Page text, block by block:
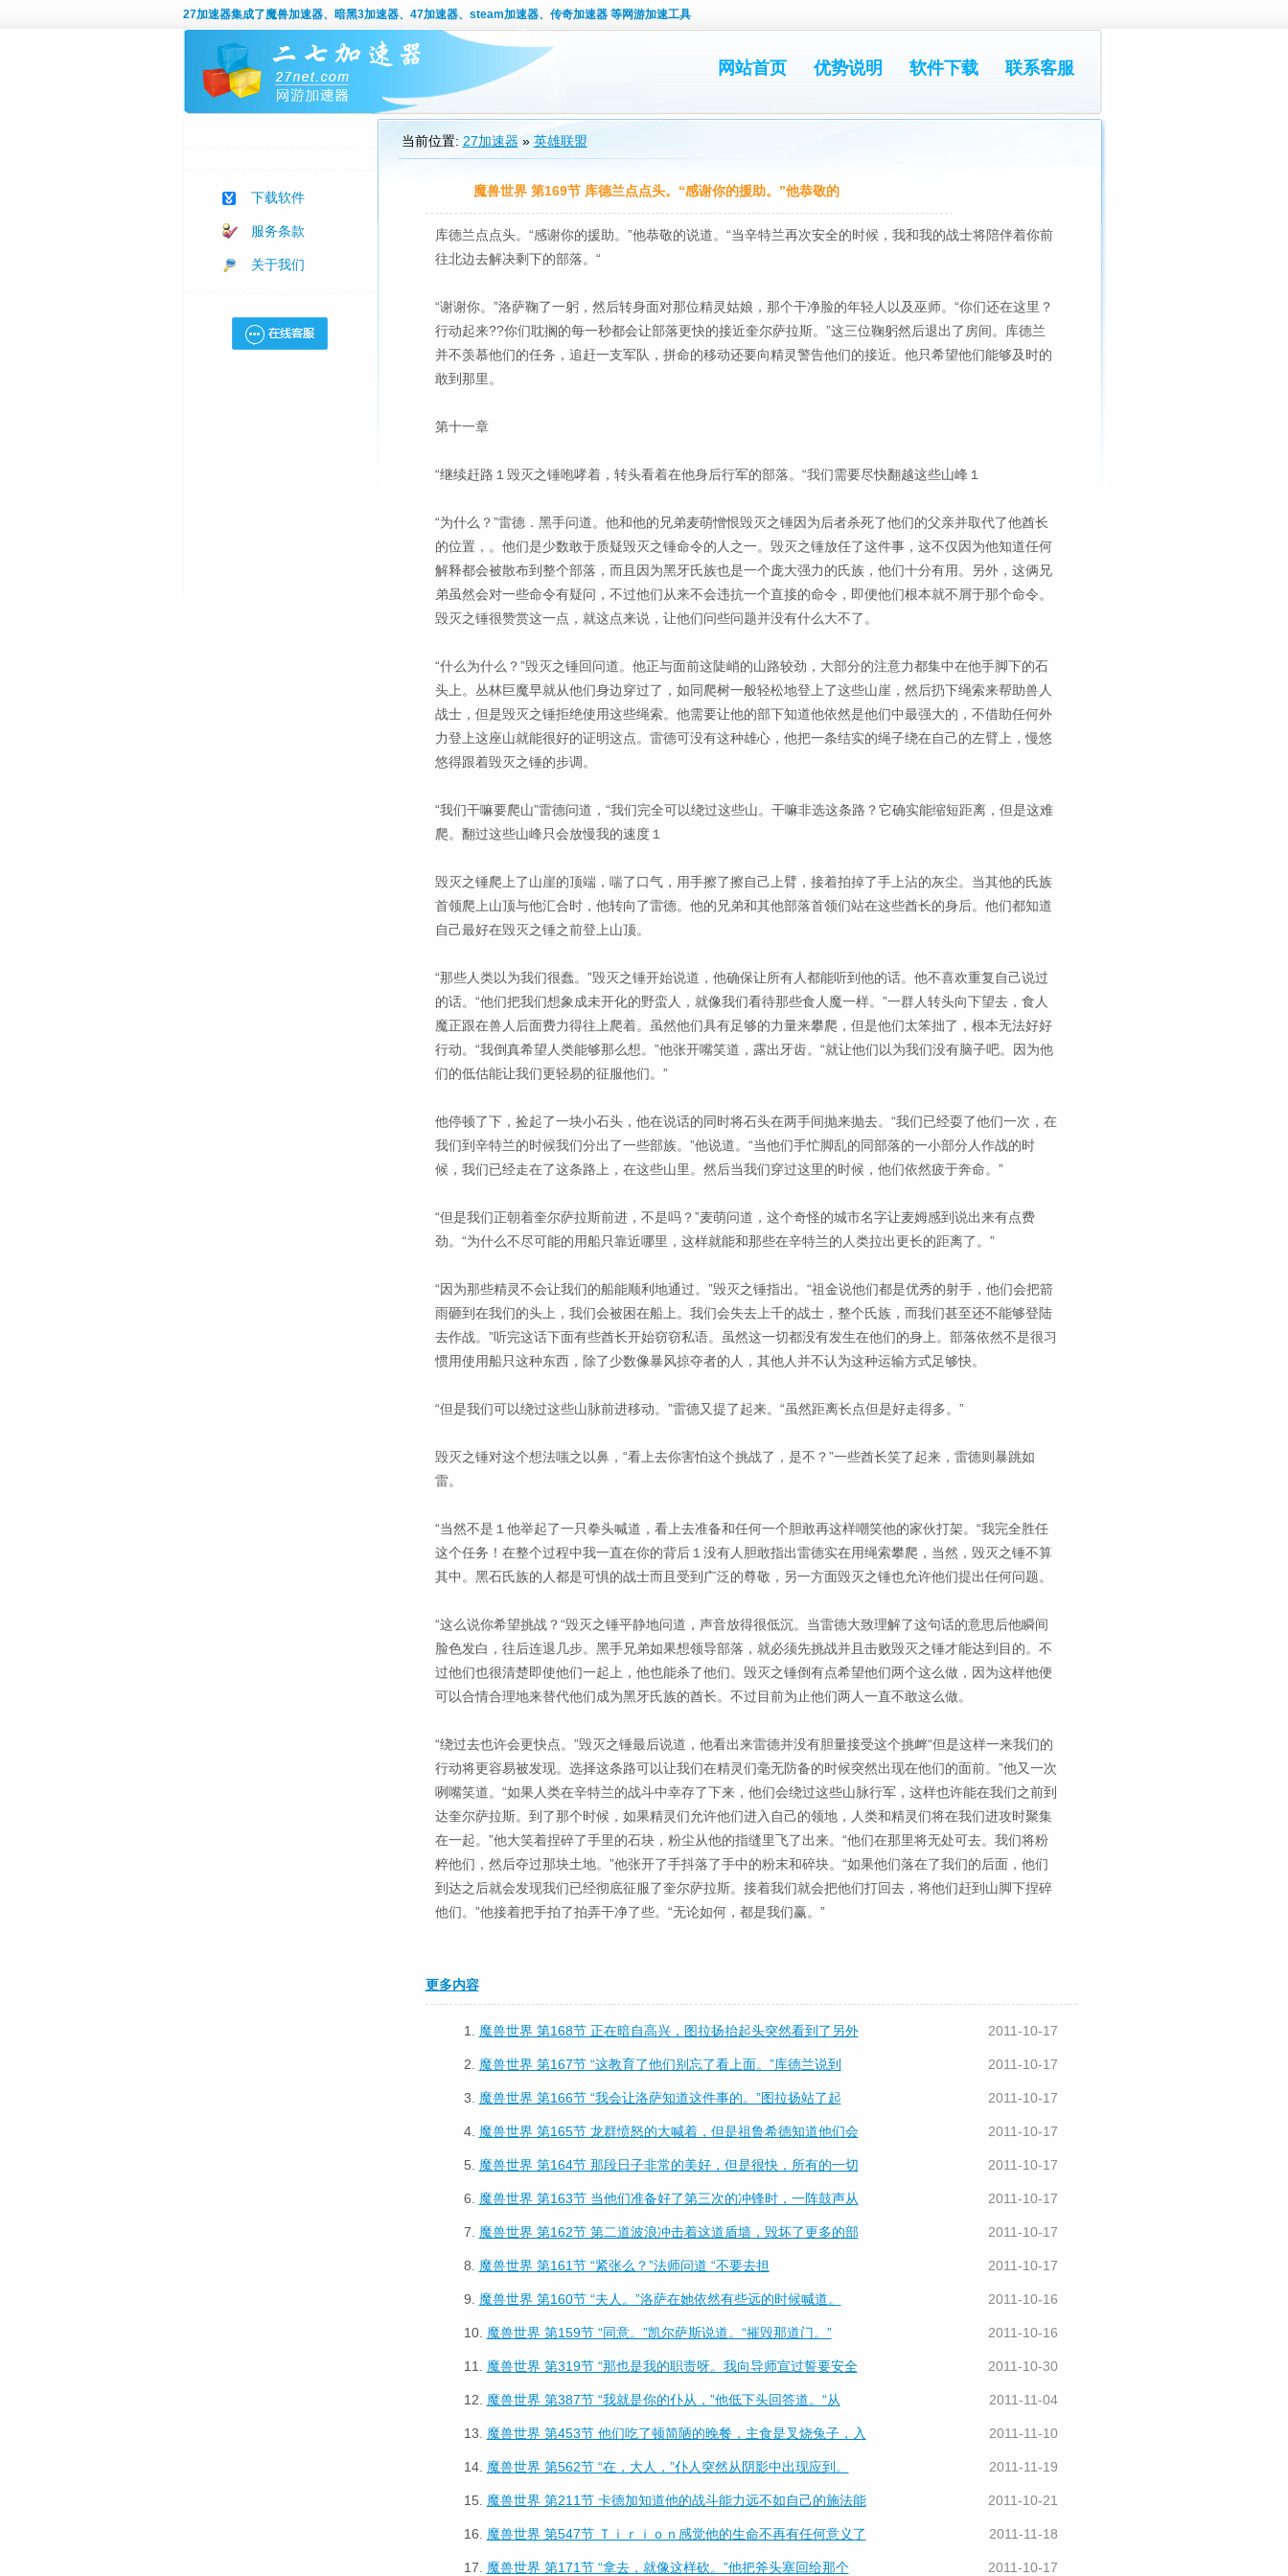
27加速器集成了魔兽加速器、暗黑3加速器、47加速器、steam加速器、传奇加速器 等网游加速工具
网站首页 优势说明 软件下载 联系客服
下载软件
服务条款
关于我们
当前位置: 27加速器» 英雄联盟
魔兽世界 第169节 库德兰点点头。“感谢你的援助。”他恭敬的
库德兰点点头。“感谢你的援助。”他恭敬的说道。“当辛特兰再次安全的时候，我和我的战士将陪伴着你前
往北边去解决剩下的部落。“
“谢谢你。”洛萨鞠了一躬，然后转身面对那位精灵姑娘，那个干净脸的年轻人以及巫师。“你们还在这里？
行动起来??你们耽搁的每一秒都会让部落更快的接近奎尔萨拉斯。”这三位鞠躬然后退出了房间。库德兰
并不羡慕他们的任务，追赶一支军队，拼命的移动还要向精灵警告他们的接近。他只希望他们能够及时的
敢到那里。
第十一章
“继续赶路１毁灭之锤咆哮着，转头看着在他身后行军的部落。“我们需要尽快翻越这些山峰１
“为什么？”雷德．黑手问道。他和他的兄弟麦萌憎恨毁灭之锤因为后者杀死了他们的父亲并取代了他酋长
的位置，。他们是少数敢于质疑毁灭之锤命令的人之一。毁灭之锤放任了这件事，这不仅因为他知道任何
解释都会被散布到整个部落，而且因为黑牙氏族也是一个庞大强力的氏族，他们十分有用。另外，这俩兄
弟虽然会对一些命令有疑问，不过他们从来不会违抗一个直接的命令，即便他们根本就不屑于那个命令。
毁灭之锤很赞赏这一点，就这点来说，让他们问些问题并没有什么大不了。
“什么为什么？”毁灭之锤回问道。他正与面前这陡峭的山路较劲，大部分的注意力都集中在他手脚下的石
头上。丛林巨魔早就从他们身边穿过了，如同爬树一般轻松地登上了这些山崖，然后扔下绳索来帮助兽人
战士，但是毁灭之锤拒绝使用这些绳索。他需要让他的部下知道他依然是他们中最强大的，不借助任何外
力登上这座山就能很好的证明这点。雷德可没有这种雄心，他把一条结实的绳子绕在自己的左臂上，慢悠
悠得跟着毁灭之锤的步调。
“我们干嘛要爬山”雷德问道，“我们完全可以绕过这些山。干嘛非选这条路？它确实能缩短距离，但是这难
爬。翻过这些山峰只会放慢我的速度１
毁灭之锤爬上了山崖的顶端，喘了口气，用手擦了擦自己上臂，接着拍掉了手上沾的灰尘。当其他的氏族
首领爬上山顶与他汇合时，他转向了雷德。他的兄弟和其他部落首领们站在这些酋长的身后。他们都知道
自己最好在毁灭之锤之前登上山顶。
“那些人类以为我们很蠢。”毁灭之锤开始说道，他确保让所有人都能听到他的话。他不喜欢重复自己说过
的话。“他们把我们想象成未开化的野蛮人，就像我们看待那些食人魔一样。”一群人转头向下望去，食人
魔正跟在兽人后面费力得往上爬着。虽然他们具有足够的力量来攀爬，但是他们太笨拙了，根本无法好好
行动。“我倒真希望人类能够那么想。”他张开嘴笑道，露出牙齿。“就让他们以为我们没有脑子吧。因为他
们的低估能让我们更轻易的征服他们。”
他停顿了下，捡起了一块小石头，他在说话的同时将石头在两手间抛来抛去。“我们已经耍了他们一次，在
我们到辛特兰的时候我们分出了一些部族。”他说道。“当他们手忙脚乱的同部落的一小部分人作战的时
候，我们已经走在了这条路上，在这些山里。然后当我们穿过这里的时候，他们依然疲于奔命。”
“但是我们正朝着奎尔萨拉斯前进，不是吗？”麦萌问道，这个奇怪的城市名字让麦姆感到说出来有点费
劲。“为什么不尽可能的用船只靠近哪里，这样就能和那些在辛特兰的人类拉出更长的距离了。”
“因为那些精灵不会让我们的船能顺利地通过。”毁灭之锤指出。“祖金说他们都是优秀的射手，他们会把箭
雨砸到在我们的头上，我们会被困在船上。我们会失去上千的战士，整个氏族，而我们甚至还不能够登陆
去作战。”听完这话下面有些酋长开始窃窃私语。虽然这一切都没有发生在他们的身上。部落依然不是很习
惯用使用船只这种东西，除了少数像暴风掠夺者的人，其他人并不认为这种运输方式足够快。
“但是我们可以绕过这些山脉前进移动。”雷德又提了起来。“虽然距离长点但是好走得多。”
毁灭之锤对这个想法嗤之以鼻，“看上去你害怕这个挑战了，是不？”一些酋长笑了起来，雷德则暴跳如
雷。
“当然不是１他举起了一只拳头喊道，看上去准备和任何一个胆敢再这样嘲笑他的家伙打架。“我完全胜任
这个任务！在整个过程中我一直在你的背后１没有人胆敢指出雷德实在用绳索攀爬，当然，毁灭之锤不算
其中。黑石氏族的人都是可惧的战士而且受到广泛的尊敬，另一方面毁灭之锤也允许他们提出任何问题。
“这么说你希望挑战？“毁灭之锤平静地问道，声音放得很低沉。当雷德大致理解了这句话的意思后他瞬间
脸色发白，往后连退几步。黑手兄弟如果想领导部落，就必须先挑战并且击败毁灭之锤才能达到目的。不
过他们也很清楚即使他们一起上，他也能杀了他们。毁灭之锤倒有点希望他们两个这么做，因为这样他便
可以合情合理地来替代他们成为黑牙氏族的酋长。不过目前为止他们两人一直不敢这么做。
“绕过去也许会更快点。”毁灭之锤最后说道，他看出来雷德并没有胆量接受这个挑衅“但是这样一来我们的
行动将更容易被发现。选择这条路可以让我们在精灵们毫无防备的时候突然出现在他们的面前。”他又一次
咧嘴笑道。“如果人类在辛特兰的战斗中幸存了下来，他们会绕过这些山脉行军，这样也许能在我们之前到
达奎尔萨拉斯。到了那个时候，如果精灵们允许他们进入自己的领地，人类和精灵们将在我们进攻时聚集
在一起。”他大笑着捏碎了手里的石块，粉尘从他的指缝里飞了出来。“他们在那里将无处可去。我们将粉
粹他们，然后夺过那块土地。”他张开了手抖落了手中的粉末和碎块。“如果他们落在了我们的后面，他们
到达之后就会发现我们已经彻底征服了奎尔萨拉斯。接着我们就会把他们打回去，将他们赶到山脚下捏碎
他们。”他接着把手拍了拍弄干净了些。“无论如何，都是我们赢。”
更多内容
1. 魔兽世界 第168节 正在暗自高兴，图拉扬抬起头突然看到了另外 2011-10-17
2. 魔兽世界 第167节 “这教育了他们别忘了看上面。”库德兰说到 2011-10-17
3. 魔兽世界 第166节 “我会让洛萨知道这件事的。”图拉扬站了起 2011-10-17
4. 魔兽世界 第165节 龙群愤怒的大喊着，但是祖鲁希德知道他们会 2011-10-17
5. 魔兽世界 第164节 那段日子非常的美好，但是很快，所有的一切 2011-10-17
6. 魔兽世界 第163节 当他们准备好了第三次的冲锋时，一阵鼓声从 2011-10-17
7. 魔兽世界 第162节 第二道波浪冲击着这道盾墙，毁坏了更多的部 2011-10-17
8. 魔兽世界 第161节 “紧张么？”法师问道 “不要去担 2011-10-17
9. 魔兽世界 第160节 “夫人。”洛萨在她依然有些远的时候喊道。 2011-10-16
10. 魔兽世界 第159节 “同意。”凯尔萨斯说道。“摧毁那道门。” 2011-10-16
11. 魔兽世界 第319节 “那也是我的职责呀。我向导师宣过誓要安全 2011-10-30
12. 魔兽世界 第387节 “我就是你的仆从，”他低下头回答道。“从 2011-11-04
13. 魔兽世界 第453节 他们吃了顿简陋的晚餐，主食是叉烧兔子，入 2011-11-10
14. 魔兽世界 第562节 “在，大人，”仆人突然从阴影中出现应到。 2011-11-19
15. 魔兽世界 第211节 卡德加知道他的战斗能力远不如自己的施法能 2011-10-21
16. 魔兽世界 第547节 Ｔｉｒｉｏｎ感觉他的生命不再有任何意义了 2011-11-18
17. 魔兽世界 第171节 “拿去，就像这样砍。”他把斧头塞回给那个 2011-10-17